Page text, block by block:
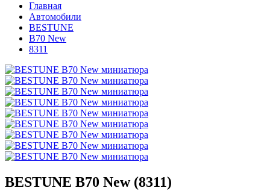
Главная
Автомобили
BESTUNE
B70 New
8311
BESTUNE B70 New (8311)